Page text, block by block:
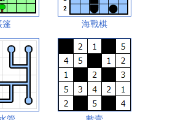
篷 海戰棋